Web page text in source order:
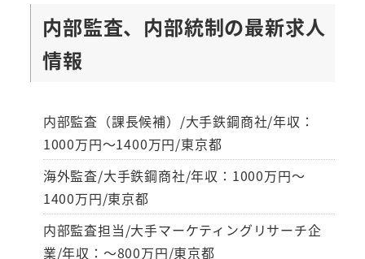
内部監査、内部統制の最新求人
情報
内部監査（課長候補）/大手鉄鋼商社/年収：
1000万円～1400万円/東京都
海外監査/大手鉄鋼商社/年収：1000万円～
1400万円/東京都
内部監査担当/大手マーケティングリサーチ企
業/年収：～800万円/東京都